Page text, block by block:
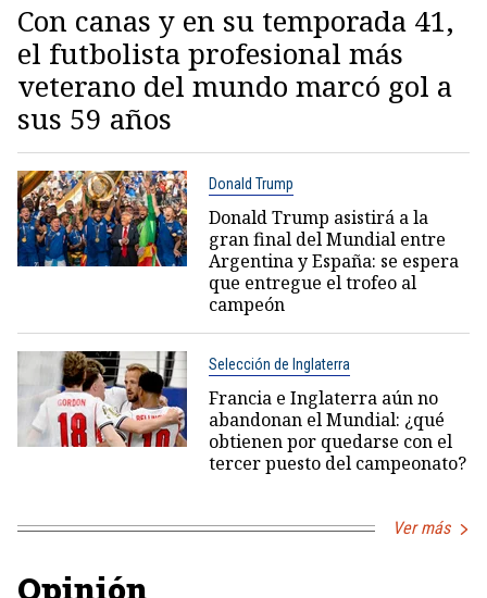
Con canas y en su temporada 41,
el futbolista profesional más
veterano del mundo marcó gol a
sus 59 años
Donald Trump
Donald Trump asistirá a la
gran final del Mundial entre
Argentina y España: se espera
que entregue el trofeo al
campeón
Selección de Inglaterra
Francia e Inglaterra aún no
abandonan el Mundial: ¿qué
obtienen por quedarse con el
tercer puesto del campeonato?
Ver más
Opinión